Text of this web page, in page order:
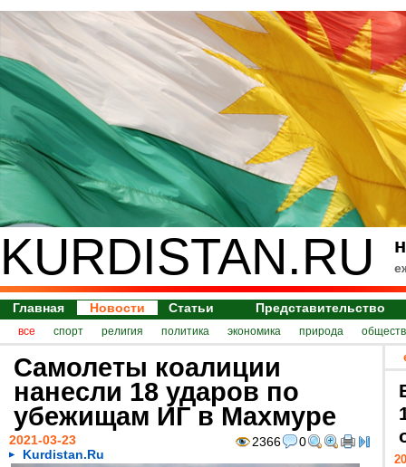
KURDISTAN.RU
Главная Новости Статьи Представительство
все спорт религия политика экономика природа
Самолеты коалиции
нанесли 18 ударов по
убежищам ИГ в Махмуре
2366 0
2021-03-23
Kurdistan.Ru